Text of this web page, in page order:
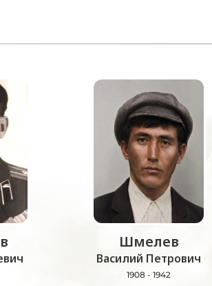
Шмелев
Василий Петрович
1908 - 1942